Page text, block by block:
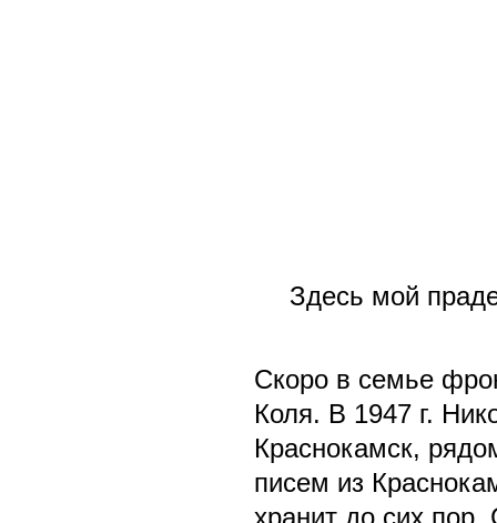
Здесь мой
Скоро в семье
Коля. В 1947 г.
Краснокамск,
писем из
хранит до сих